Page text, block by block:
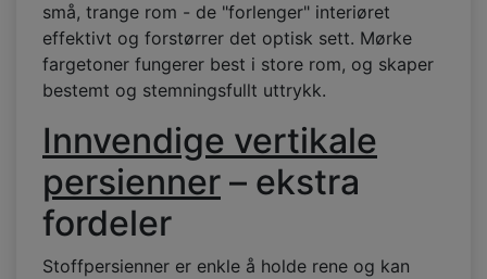
små, trange rom - de "forlenger" interiøret
effektivt og forstørrer det optisk sett. Mørke
fargetoner fungerer best i store rom, og skaper
bestemt og stemningsfullt uttrykk.
Innvendige vertikale
persienner – ekstra
fordeler
Stoffpersienner er enkle å holde rene og kan